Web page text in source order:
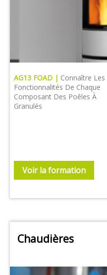
AG13 FOAD | Connaître Les
Fonctionnalités De Chaque
Composant Des Poêles À
Granulés
Voir la formation
Chaudières